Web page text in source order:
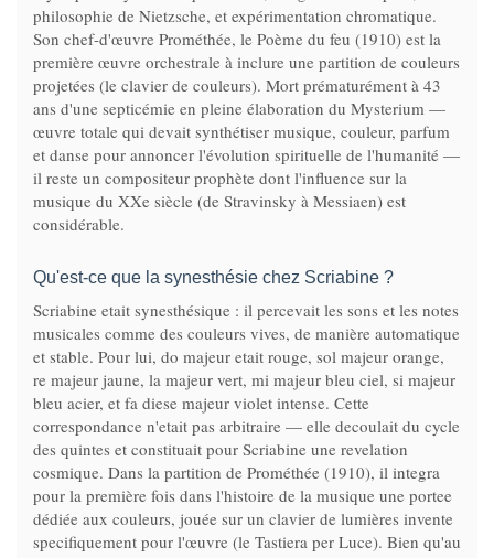
philosophie de Nietzsche, et expérimentation chromatique.
Son chef-d'œuvre Prométhée, le Poème du feu (1910) est la
première œuvre orchestrale à inclure une partition de couleurs
projetées (le clavier de couleurs). Mort prématurément à 43
ans d'une septicémie en pleine élaboration du Mysterium —
œuvre totale qui devait synthétiser musique, couleur, parfum
et danse pour annoncer l'évolution spirituelle de l'humanité —
il reste un compositeur prophète dont l'influence sur la
musique du XXe siècle (de Stravinsky à Messiaen) est
considérable.
Qu'est-ce que la synesthésie chez Scriabine ?
Scriabine etait synesthésique : il percevait les sons et les notes
musicales comme des couleurs vives, de manière automatique
et stable. Pour lui, do majeur etait rouge, sol majeur orange,
re majeur jaune, la majeur vert, mi majeur bleu ciel, si majeur
bleu acier, et fa diese majeur violet intense. Cette
correspondance n'etait pas arbitraire — elle decoulait du cycle
des quintes et constituait pour Scriabine une revelation
cosmique. Dans la partition de Prométhée (1910), il integra
pour la première fois dans l'histoire de la musique une portee
dédiée aux couleurs, jouée sur un clavier de lumières invente
specifiquement pour l'œuvre (le Tastiera per Luce). Bien qu'au